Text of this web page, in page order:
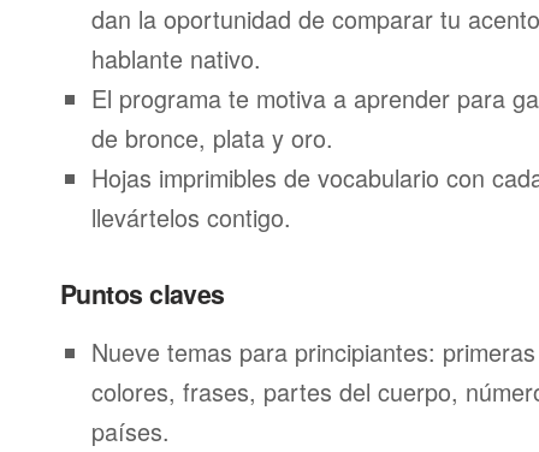
dan la oportunidad de comparar tu
hablante nativo.
El programa te motiva a aprender para
de bronce, plata y oro.
Hojas imprimibles de vocabulario con
llevártelos contigo.
Puntos claves
Nueve temas para principiantes:
colores, frases, partes del cuerpo,
países.